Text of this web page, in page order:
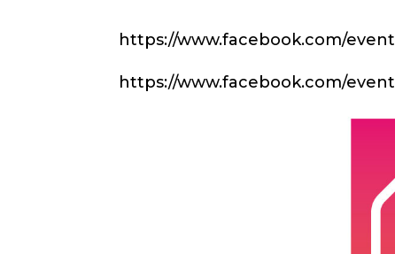
https://www.facebook.com/
https://www.facebook.com/